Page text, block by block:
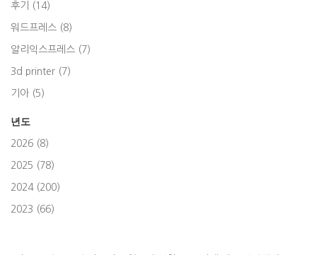
후기 (14)
워드프레스 (8)
알리익스프레스 (7)
3d printer (7)
기아 (5)
년도
2026 (8)
2025 (78)
2024 (200)
2023 (66)